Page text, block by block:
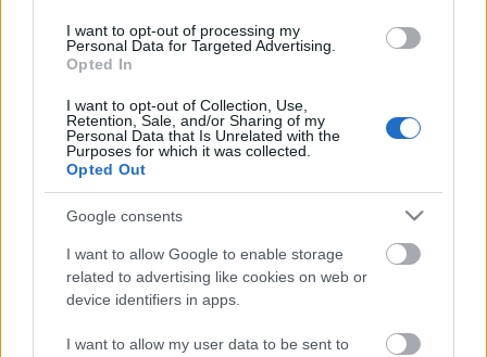
I want to opt-out of processing my
Personal Data for Targeted Advertising.
Opted In
I want to opt-out of Collection, Use,
Retention, Sale, and/or Sharing of my
Personal Data that Is Unrelated with the
Purposes for which it was collected.
Opted Out
Google consents
I want to allow Google to enable storage
related to advertising like cookies on web or
device identifiers in apps.
I want to allow my user data to be sent to
Helyi hírek
Beindult az őszibarackszezon, szeptemberig élvezhetjük
A világon évente mintegy 25 millió tonna őszibarack terem, Kína
- csaknem 17 millió tonnával - messze a legnagyobb termelő.
HIRDETÉS